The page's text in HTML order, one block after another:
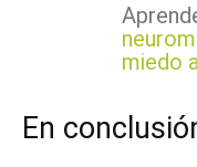
miedo
En